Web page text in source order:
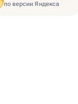
по версии Яндекса